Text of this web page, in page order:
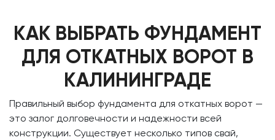
КАК ВЫБРАТЬ ФУНДАМЕНТ
ДЛЯ ОТКАТНЫХ ВОРОТ В
КАЛИНИНГРАДЕ
Правильный выбор фундамента для откатных ворот —
это залог долговечности и надежности всей
конструкции. Существует несколько типов свай,